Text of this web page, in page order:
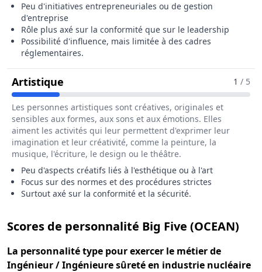
Peu d'initiatives entrepreneuriales ou de gestion
d'entreprise
Rôle plus axé sur la conformité que sur le leadership
Possibilité d'influence, mais limitée à des cadres
réglementaires.
Artistique Pour Le Métier De Ingénieur / 1 / 5
Les personnes artistiques sont créatives, originales et
sensibles aux formes, aux sons et aux émotions. Elles
aiment les activités qui leur permettent d'exprimer leur
imagination et leur créativité, comme la peinture, la
musique, l'écriture, le design ou le théâtre.
Peu d'aspects créatifs liés à l'esthétique ou à l'art
Focus sur des normes et des procédures strictes
Surtout axé sur la conformité et la sécurité.
Scores de personnalité Big Five (OCEAN)
La personnalité type pour exercer le métier de
Ingénieur / Ingénieure sûreté en industrie nucléaire